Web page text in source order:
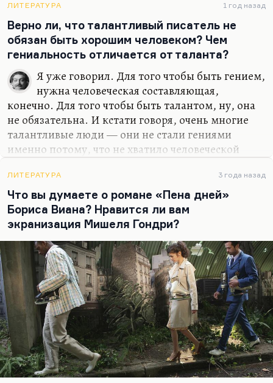
приблизительное определение. Французская
философия перестала быть клановым и кастовым
занятием. Впоследствии, в двадцатом столетии,
она перешла философствовать в кафе, на
баррикады, она вышла в газетные колонки.
Поэтому литература, естественно, стала с ней…
ЛИТЕРАТУРА 1 год назад
Верно ли, что талантливый писатель не
обязан быть хорошим человеком? Чем
гениальность отличается от таланта?
Я уже говорил. Для того чтобы быть гением,
нужна человеческая составляющая,
конечно. Для того чтобы быть талантом, ну, она
не обязательна. И кстати говоря, очень многие
талантливые люди — они не стали гениями
именно потому, что не хватило человеческой
сработал. Понимаете, и гению, и таланту дается
одинаковый запас способностей. Но либо у вас
есть детонатор, вот это ваше человеческое Я (ну,
это как взрыватель у гранаты), либо у вас его нет.
Гений требует «чистоты порядка», как это назвал
Хармс, беспримесности, а таланту можно
остаться вот и таким.
ЛИТЕРАТУРА 3 года назад
Что вы думаете о романе «Пена дней»
Бориса Виана? Нравится ли вам
экранизация Мишеля Гондри?